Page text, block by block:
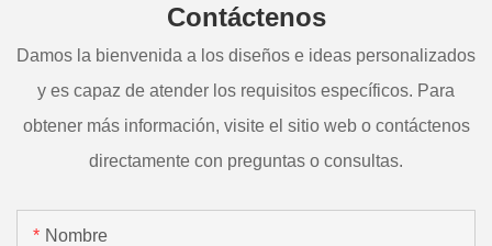
Contáctenos
Damos la bienvenida a los diseños e ideas personalizados
y es capaz de atender los requisitos específicos. Para
obtener más información, visite el sitio web o contáctenos
directamente con preguntas o consultas.
Nombre